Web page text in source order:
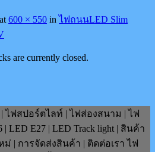
at 600 × 550 inไฟถนนLED Slim
are currently closed.
ไฟสปอร์ตไลท์ | ไฟส่องสนาม | ไฟ
LED E27 | LED Track light | สินค้า
| การจัดส่งสินค้า | ติดต่อเรา ไฟ